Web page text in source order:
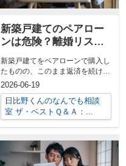
新築戸建てのペアロー
ンは危険？離婚リスク
新築戸建てをペアローンで購入し
たものの、このまま返済を続けて
大丈夫なのか不安を感じていませ
んか。共働...
2026-06-19
日比野くんのなんでも相談
室 ザ・ベストＱ＆Ａ：...